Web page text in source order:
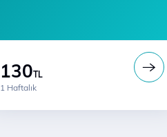
130TL
1 Haftalık